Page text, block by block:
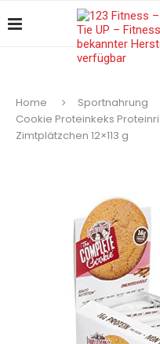
Home Sportnahrung
Cookie Proteinkeks
Zimtplätzchen 12×113 g